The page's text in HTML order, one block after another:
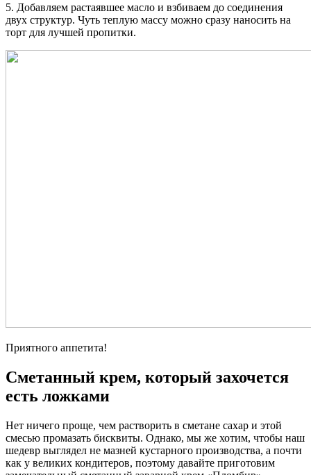
5. Добавляем растаявшее масло и взбиваем до соединения
двух структур. Чуть теплую массу можно сразу наносить на
торт для лучшей пропитки.
Приятного аппетита!
Сметанный крем, который захочется
есть ложками
Нет ничего проще, чем растворить в сметане сахар и этой
смесью промазать бисквиты. Однако, мы же хотим, чтобы наш
шедевр выглядел не мазней кустарного производства, а почти
как у великих кондитеров, поэтому давайте приготовим